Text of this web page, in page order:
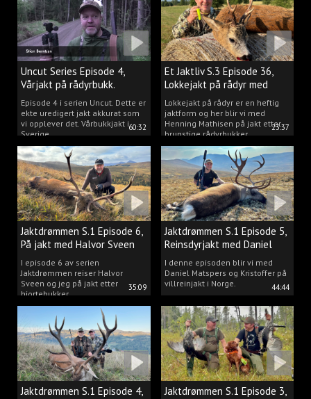
60:32
Uncut Series Episode 4,
Vårjakt på rådyrbukk.
Episode 4 i serien Uncut. Dette er
ekte uredigert jakt akkurat som
vi opplever det. Vårbukkjakt i
Sverige.
23:37
Et Jaktliv S.3 Episode 36,
Lokkejakt på rådyr med
Henning Mathisen
Lokkejakt på rådyr er en heftig
jaktform og her blir vi med
Henning Mathisen på jakt etter
brunstige rådyrbukker.
35:09
Jaktdrømmen S.1 Episode 6,
På jakt med Halvor Sveen
I episode 6 av serien
Jaktdrømmen reiser Halvor
Sveen og jeg på jakt etter
hjortebukker.
44:44
Jaktdrømmen S.1 Episode 5,
Reinsdyrjakt med Daniel
Matspers.
I denne episoden blir vi med
Daniel Matspers og Kristoffer på
villreinjakt i Norge.
Jaktdrømmen S.1 Episode 4,
Jaktdrømmen S.1 Episode 3,